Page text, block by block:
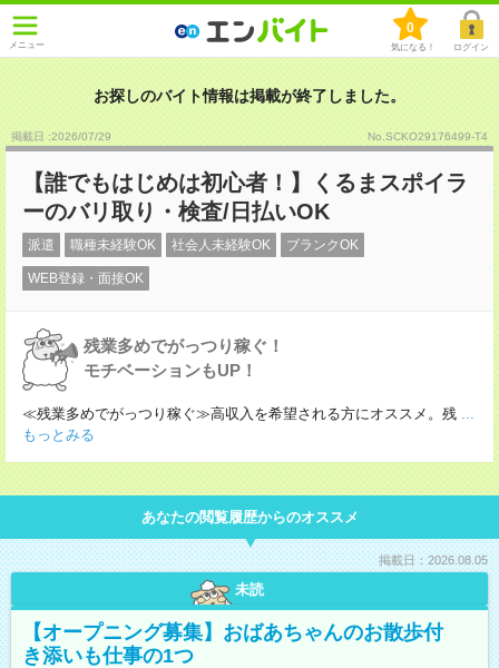
メニュー
0
気になる！ ログイン
お探しのバイト情報は掲載が終了しました。
掲載日 :2026/07/29 No.SCKO29176499-T4
【誰でもはじめは初心者！】くるまスポイラ
ーのバリ取り・検査/日払いOK
派遣 職種未経験OK 社会人未経験OK ブランクOK
WEB登録・面接OK
残業多めでがっつり稼ぐ！
モチベーションもUP！
≪残業多めでがっつり稼ぐ≫高収入を希望される方にオススメ。残 ...
もっとみる
あなたの閲覧履歴からのオススメ
掲載日：2026.08.05
未読
【オープニング募集】おばあちゃんのお散歩付
き添いも仕事の1つ